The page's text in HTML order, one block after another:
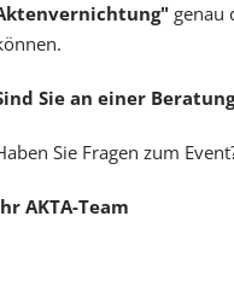
genau
Sie an einer
Sie Fragen zum
AKTA-Team